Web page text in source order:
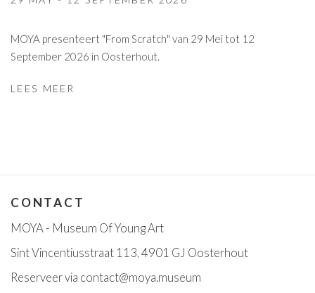
MOYA presenteert "From Scratch" van 29 Mei tot 12
September 2026 in Oosterhout.
LEES MEER
CONTACT
MOYA - Museum Of Young Art
Sint Vincentiusstraat 113, 4901 GJ Oosterhout
Reserveer via contact@moya.museum